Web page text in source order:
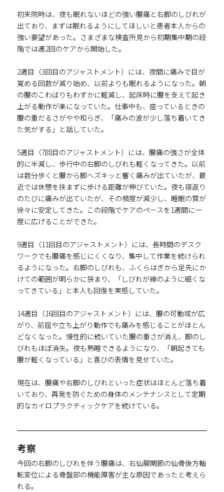
初来院時は、夜も眠れないほどの強い腰痛と右脚のしびれが
出ており、まずは眠れるようにしてほしいと患者本人からの
強い要望があった。さまざまな検査所見から初期集中期の段
階では週2回のケアから開始した。
2週目（3回目のアジャストメント）には、夜間に痛みで目が
覚める回数が減り始め、以前よりも眠れるようになった。朝
の腰のこわばりもわずかに軽減し、起床時に腰を支えて起き
上がる動作が楽になっていた。仕事中も、座っているときの
腰の重だるさがやや和らぎ、「痛みの波が少し落ち着いてき
た気がする」と話していた。
5週目（7回目のアジャストメント）には、腰痛の強さが全体
的に半減し、歩行中の右脚のしびれも軽くなってきた。以前
は数分歩くと腰から脚へズキッと響く痛みが出ていたが、最
近では休憩を挟まずに歩ける距離が伸びていた。夜も寝返り
のたびに痛みが出ていたが、その頻度が減少し、睡眠の質が
徐々に安定してきた。この段階でケアのペースを1週間に一
度に広げることができた。
9週目（11回目のアジャストメント）には、長時間のデスク
ワークでも腰痛を感じにくくなり、集中して作業を続けられ
るようになった。右脚のしびれも、ふくらはぎから足先にか
けての範囲が明らかに狭まり、「しびれが線のように細くな
ってきている」と本人も回復を実感していた。
14週目（16回目のアジャストメント）には、腰の可動域が広
がり、前屈や立ち上がり動作でも痛みを感じることがほとん
どなくなった。慢性的に続いていた腰の重さが消え、脚のし
びれもほぼ消失。夜も熟睡できるようになり、「朝起きても
腰が軽くなっている」と喜びの表情を見せていた。
現在は、腰痛や右脚のしびれといった症状はほとんど落ち着
いており、再発を防ぐための身体のメンテナンスとして定期
的なカイロプラクティックケアを続けている。
考察
今回の右脚のしびれを伴う腰痛は、右仙腸関節の仙骨後方軸
転変位による骨盤部の機能障害が主な原因であったと考えら
れる。